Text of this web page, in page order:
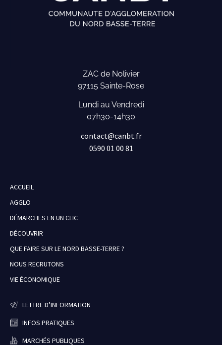
ZAC de Nolivier
97115 Sainte-Rose
Lundi au Vendredi
07h30-14h30
contact@canbt.fr
0590 01 00 81
ACCUEIL
AGGLO
DÉMARCHES EN UN CLIC
DÉCOUVRIR
QUE FAIRE SUR LE NORD BASSE-TERRE ?
NOUS RECRUTONS
VIE ÉCONOMIQUE
LETTRE D’INFORMATION
INFOS PRATIQUES
MARCHÉS PUBLIQUES